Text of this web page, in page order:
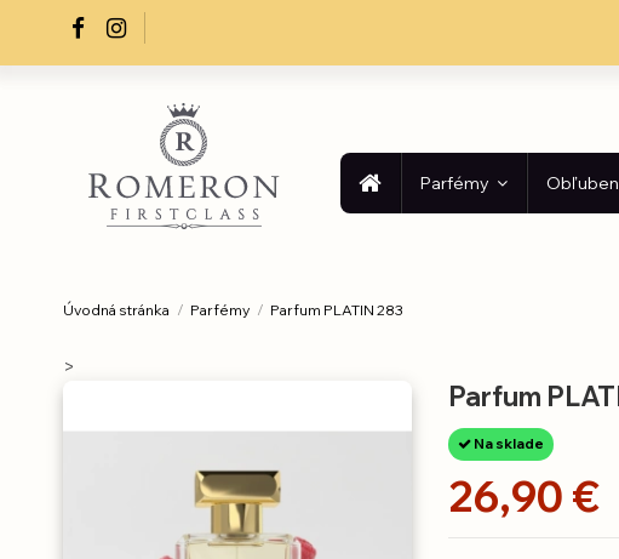
Parfémy
Úvodná stránka Parfémy Parfum PLATIN 283
>
Parfum
Na sklade
26,90 €